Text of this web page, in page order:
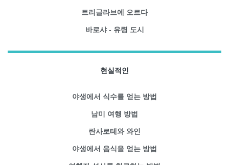
트리글라브에 오르다
바로샤 - 유령 도시
현실적인
야생에서 식수를 얻는 방법
남미 여행 방법
란사로테와 와인
야생에서 음식을 얻는 방법